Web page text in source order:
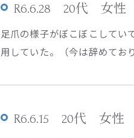
R6.6.28 20代 女性
足爪の様子がぼこぼこしてい
用していた。（今は辞めてお
R6.6.15 20代 女性